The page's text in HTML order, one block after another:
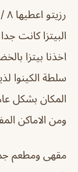
رزيتو اعطيها ٨ / ١٠
البيتزا كانت جدا
اخذنا بيتزا
سلطة الكينوا لذيذه
المكان بشكل
ومن الاماكن
مقهى ومطعم